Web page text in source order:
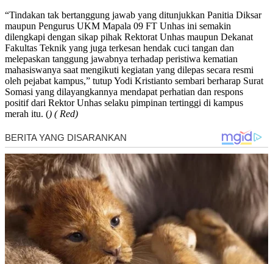
“Tindakan tak bertanggung jawab yang ditunjukkan Panitia Diksar
maupun Pengurus UKM Mapala 09 FT Unhas ini semakin
dilengkapi dengan sikap pihak Rektorat Unhas maupun Dekanat
Fakultas Teknik yang juga terkesan hendak cuci tangan dan
melepaskan tanggung jawabnya terhadap peristiwa kematian
mahasiswanya saat mengikuti kegiatan yang dilepas secara resmi
oleh pejabat kampus,” tutup Yodi Kristianto sembari berharap Surat
Somasi yang dilayangkannya mendapat perhatian dan respons
positif dari Rektor Unhas selaku pimpinan tertinggi di kampus
merah itu. () ( Red)